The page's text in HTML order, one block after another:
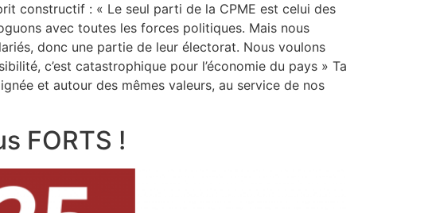
constructif : « Le seul parti de la CPME est celui des
avec toutes les forces politiques. Mais nous
donc une partie de leur électorat. Nous voulons
c’est catastrophique pour l’économie du pays » Ta
et autour des mêmes valeurs, au service de nos
FORTS !